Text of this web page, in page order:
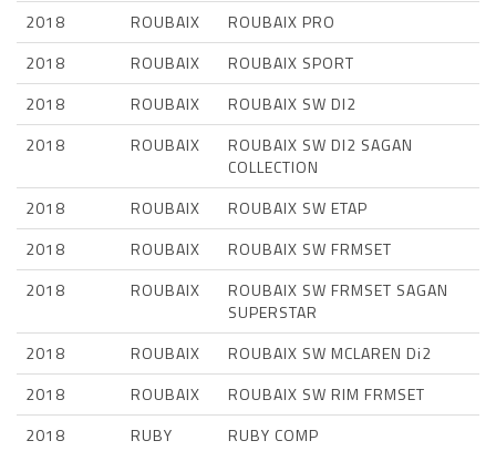
2018
ROUBAIX
ROUBAIX PRO
2018
ROUBAIX
ROUBAIX SPORT
2018
ROUBAIX
ROUBAIX SW DI2
2018
ROUBAIX
ROUBAIX SW DI2 SAGAN
COLLECTION
2018
ROUBAIX
ROUBAIX SW ETAP
2018
ROUBAIX
ROUBAIX SW FRMSET
2018
ROUBAIX
ROUBAIX SW FRMSET SAGAN
SUPERSTAR
2018
ROUBAIX
ROUBAIX SW MCLAREN Di2
2018
ROUBAIX
ROUBAIX SW RIM FRMSET
2018
RUBY
RUBY COMP